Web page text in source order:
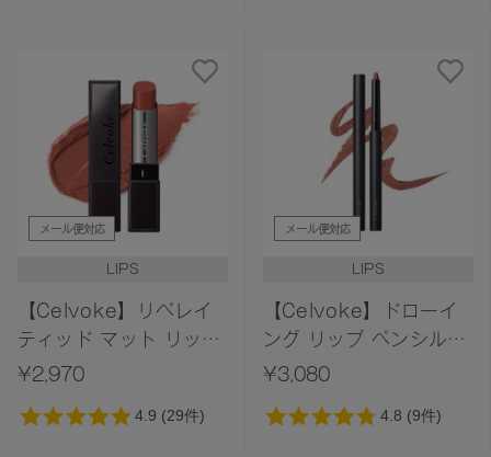
メール便対応
LIPS
【Celvoke】リベレイ
ティッド マット リップ
ス N［01～05,EX01］
AW Collection＞
¥2,970
メール便対応
LIPS
【Celvoke】ドローイ
ング リップ ペンシル
［01～03］＜2025
¥3,080